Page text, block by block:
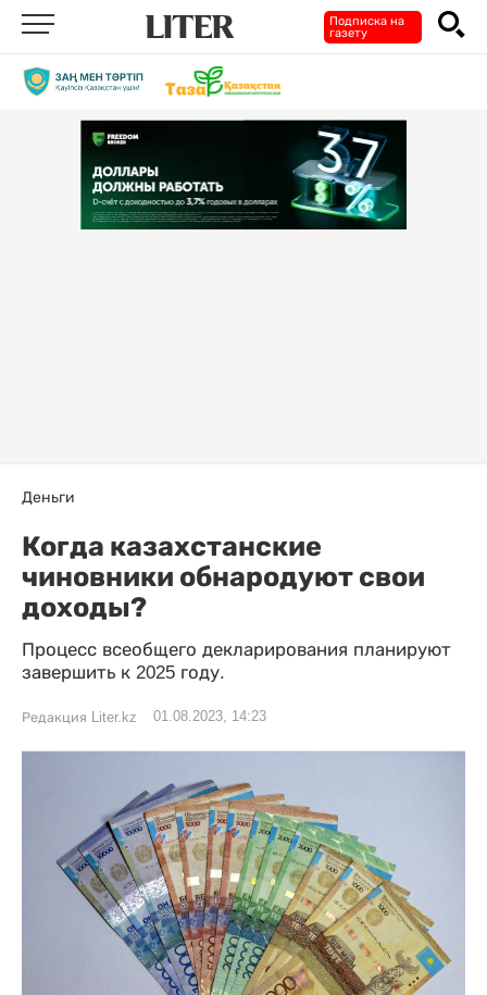
Подписка на
газету
Деньги
Когда казахстанские
чиновники обнародуют свои
доходы?
Процесс всеобщего декларирования планируют
завершить к 2025 году.
Редакция Liter.kz 01.08.2023, 14:23